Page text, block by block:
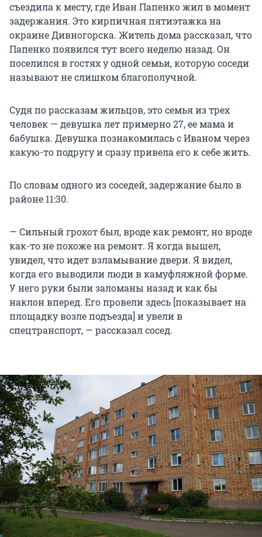
съездила к месту, где Иван Папенко жил в момент
задержания. Это кирпичная пятиэтажка на
окраине Дивногорска. Житель дома рассказал, что
Папенко появился тут всего неделю назад. Он
поселился в гостях у одной семьи, которую соседи
называют не слишком благополучной.
Судя по рассказам жильцов, это семья из трех
человек — девушка лет примерно 27, ее мама и
бабушка. Девушка познакомилась с Иваном через
какую-то подругу и сразу привела его к себе жить.
По словам одного из соседей, задержание было в
районе 11:30.
— Сильный грохот был, вроде как ремонт, но вроде
как-то не похоже на ремонт. Я когда вышел,
увидел, что идет взламывание двери. Я видел,
когда его выводили люди в камуфляжной форме.
У него руки были заломаны назад и как бы
наклон вперед. Его провели здесь [показывает на
площадку возле подъезда] и увели в
спецтранспорт, — рассказал сосед.